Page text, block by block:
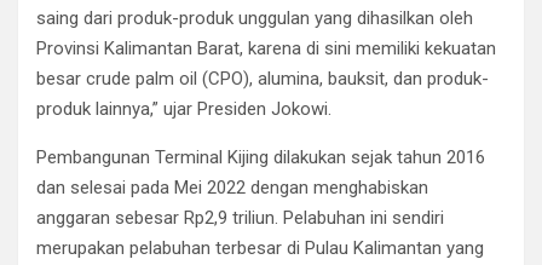
saing dari produk-produk unggulan yang dihasilkan oleh
Provinsi Kalimantan Barat, karena di sini memiliki kekuatan
besar crude palm oil (CPO), alumina, bauksit, dan produk-
produk lainnya,” ujar Presiden Jokowi.
Pembangunan Terminal Kijing dilakukan sejak tahun 2016
dan selesai pada Mei 2022 dengan menghabiskan
anggaran sebesar Rp2,9 triliun. Pelabuhan ini sendiri
merupakan pelabuhan terbesar di Pulau Kalimantan yang